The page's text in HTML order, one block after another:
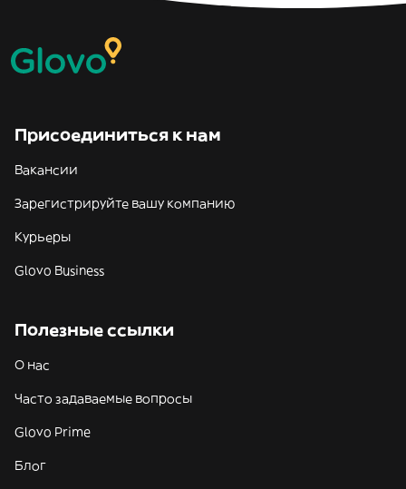
Присоединиться к нам
Вакансии
Зарегистрируйте вашу компанию
Курьеры
Glovo Business
Полезные ссылки
О нас
Часто задаваемые вопросы
Glovo Prime
Блог